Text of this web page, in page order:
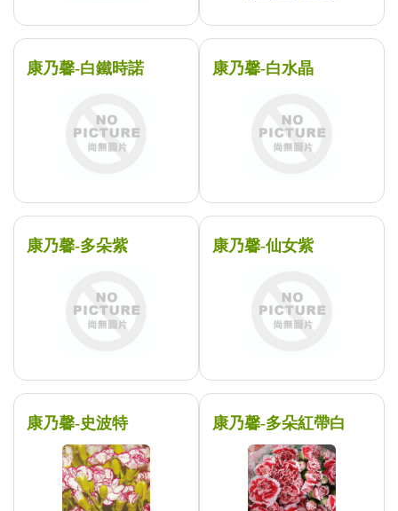
康乃馨-白鐵時諾 康乃馨-白水晶
康乃馨-多朵紫 康乃馨-仙女紫
康乃馨-史波特 康乃馨-多朵紅帶白